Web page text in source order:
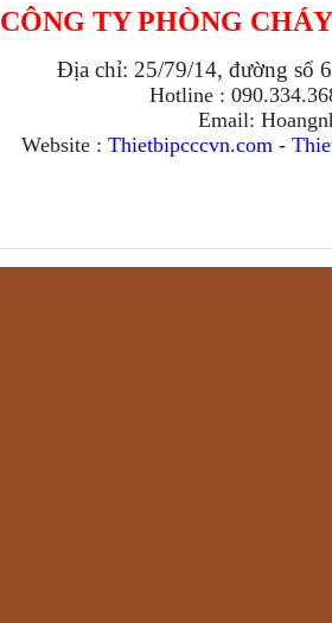
CÔNG TY PHÒNG
Địa chỉ: 25/79/14, đường số
Hotline :
Email:
Website : Thietbipcccvn.com -